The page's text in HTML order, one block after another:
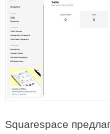
Squarespace